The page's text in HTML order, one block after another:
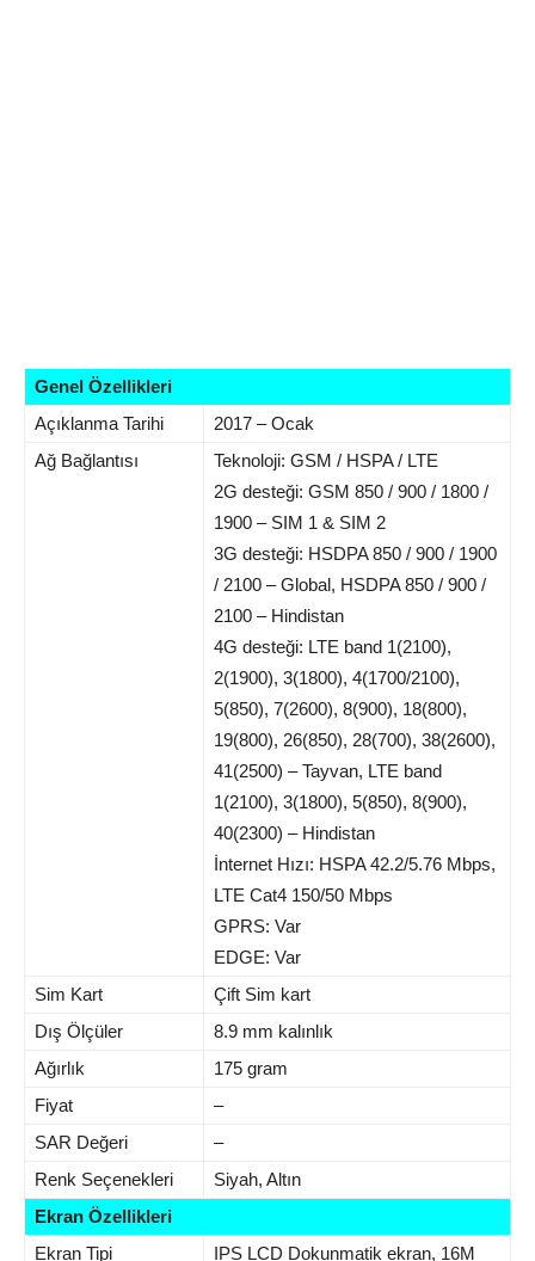
Genel Özellikleri
Açıklanma Tarihi
2017 – Ocak
Ağ Bağlantısı
Teknoloji: GSM / HSPA / LTE
2G desteği: GSM 850 / 900 / 1800 /
1900 – SIM 1 & SIM 2
3G desteği: HSDPA 850 / 900 / 1900
/ 2100 – Global, HSDPA 850 / 900 /
2100 – Hindistan
4G desteği: LTE band 1(2100),
2(1900), 3(1800), 4(1700/2100),
5(850), 7(2600), 8(900), 18(800),
19(800), 26(850), 28(700), 38(2600),
41(2500) – Tayvan, LTE band
1(2100), 3(1800), 5(850), 8(900),
40(2300) – Hindistan
İnternet Hızı: HSPA 42.2/5.76 Mbps,
LTE Cat4 150/50 Mbps
GPRS: Var
EDGE: Var
Sim Kart
Çift Sim kart
Dış Ölçüler
8.9 mm kalınlık
Ağırlık
175 gram
Fiyat
–
SAR Değeri
–
Renk Seçenekleri
Siyah, Altın
Ekran Özellikleri
Ekran Tipi
IPS LCD Dokunmatik ekran, 16M